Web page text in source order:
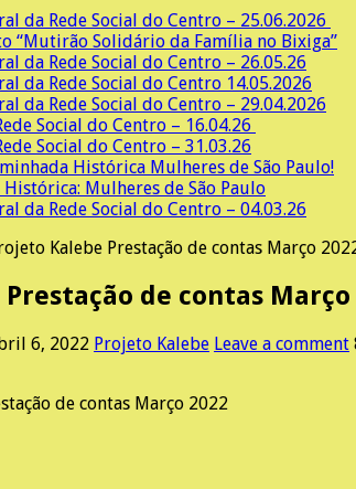
da Rede Social do Centro – 25.06.2026
“Mutirão Solidário da Família no Bixiga”
da Rede Social do Centro – 26.05.26
da Rede Social do Centro 14.05.2026
da Rede Social do Centro – 29.04.2026
Social do Centro – 16.04.26
Social do Centro – 31.03.26
Histórica Mulheres de São Paulo!
Histórica: Mulheres de São Paulo
da Rede Social do Centro – 04.03.26
Kalebe Prestação de contas Março
de contas Março
6, 2022 Projeto Kalebe Leave a comment
de contas Março 2022